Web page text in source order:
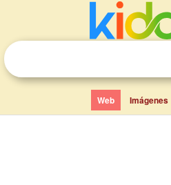
Web Imágenes